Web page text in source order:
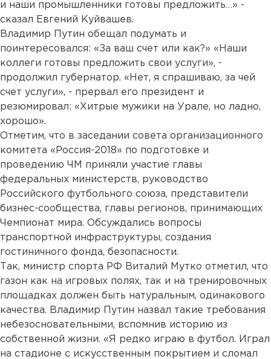
и наши промышленники готовы предложить…» -
сказал Евгений Куйвашев.
Владимир Путин обещал подумать и
поинтересовался: «За ваш счет или как?» «Наши
коллеги готовы предложить свои услуги», -
продолжил губернатор. «Нет, я спрашиваю, за чей
счет услуги», - прервал его президент и
резюмировал: «Хитрые мужики на Урале, но ладно,
хорошо».
Отметим, что в заседании совета организационного
комитета «Россия-2018» по подготовке и
проведению ЧМ приняли участие главы
федеральных министерств, руководство
Российского футбольного союза, представители
бизнес-сообщества, главы регионов, принимающих
Чемпионат мира. Обсуждались вопросы
транспортной инфраструктуры, создания
гостиничного фонда, безопасности.
Так, министр спорта РФ Виталий Мутко отметил, что
газон как на игровых полях, так и на тренировочных
площадках должен быть натуральным, одинакового
качества. Владимир Путин назвал такие требования
небезосновательными, вспомнив историю из
собственной жизни. «Я редко играю в футбол. Играл
на стадионе с искусственным покрытием и сломал